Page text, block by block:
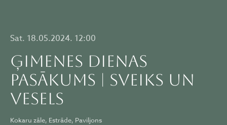
Sat. 18.05.2024. 12:00
ĢIMENES DIENAS
PASĀKUMS | SVEIKS UN
VESELS
Kokaru zāle, Estrāde, Paviljons